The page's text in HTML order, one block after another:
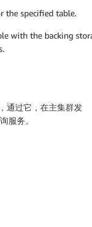
the specified table.
with the backing
通过它，在主集群发
服务。